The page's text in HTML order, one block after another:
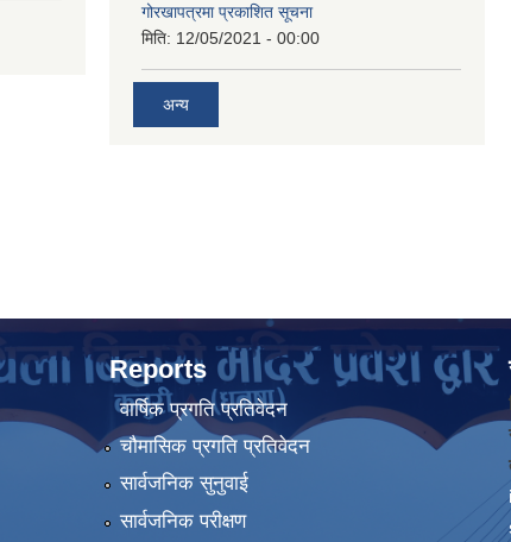
गोरखापत्रमा प्रकाशित सूचना
मिति: 12/05/2021 - 00:00
अन्य
Reports
वार्षिक प्रगति प्रतिवेदन
चौमासिक प्रगति प्रतिवेदन
सार्वजनिक सुनुवाई
सार्वजनिक परीक्षण